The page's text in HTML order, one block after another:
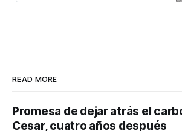
alternativa para conservar su
READ MORE
Promesa de dejar atrás el
Cesar, cuatro años después